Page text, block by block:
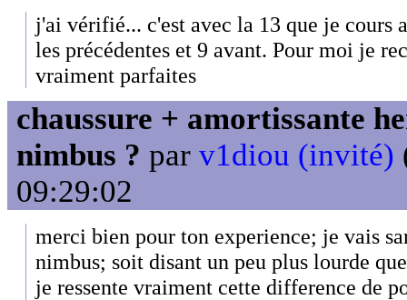
j'ai vérifié... c'est avec la 13 que je cours
les précédentes et 9 avant. Pour moi je
vraiment parfaites
chaussure + amortissante
nimbus ? par v1diou (invité)
09:29:02
merci bien pour ton experience; je vais
nimbus; soit disant un peu plus lourde
je ressente vraiment cette difference de